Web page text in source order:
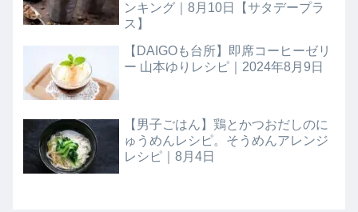
ンキング｜8月10日【サタデープラ
ス】
【DAIGOも台所】即席コーヒーゼリ
ー 山本ゆりレシピ｜2024年8月9日
【男子ごはん】鶏とかつおだしのに
ゅうめんレシピ。そうめんアレンジ
レシピ｜8月4日